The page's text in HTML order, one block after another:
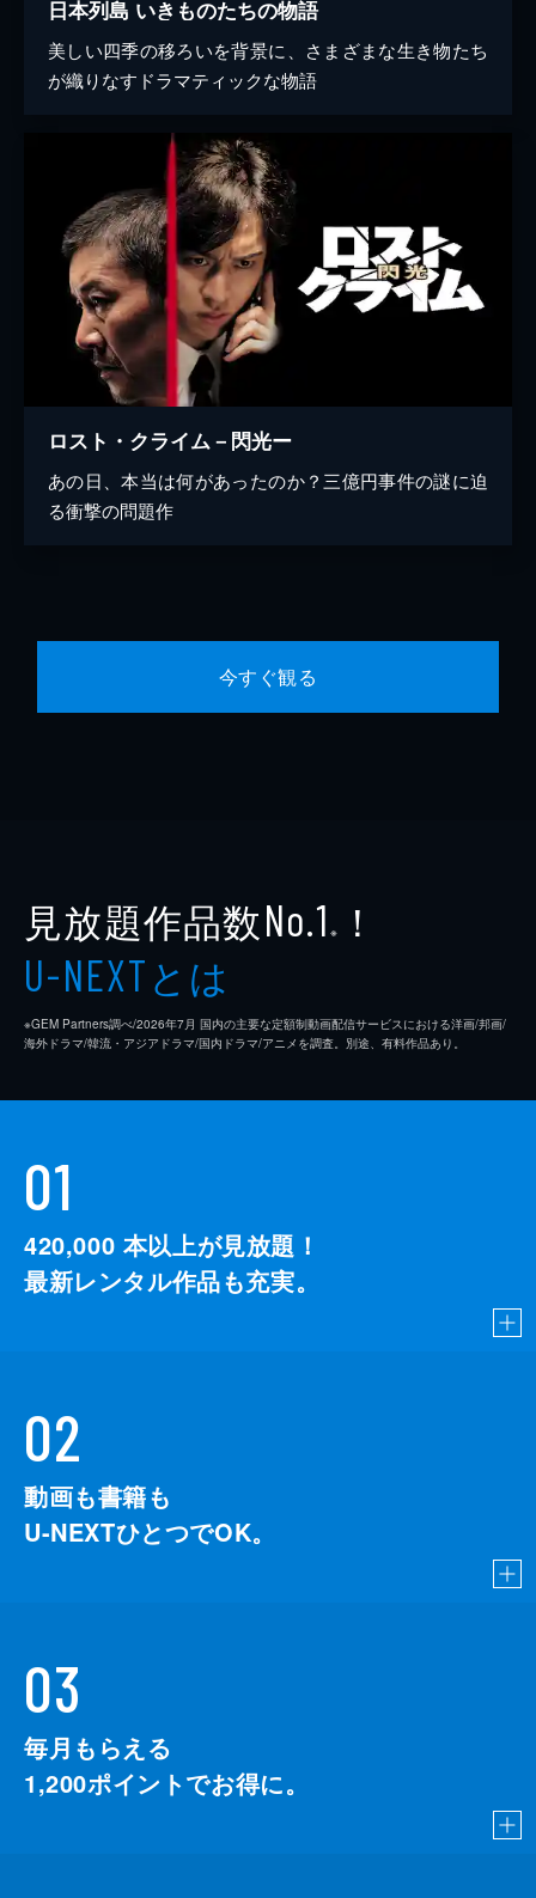
日本列島 いきものたちの物語
美しい四季の移ろいを背景に、さまざまな生き物たち
が織りなすドラマティックな物語
ロスト・クライム－閃光ー
あの日、本当は何があったのか？三億円事件の謎に迫
る衝撃の問題作
今すぐ観る
見放題作品数No.1 ※ ！
U-NEXTとは
※GEM Partners調べ/2026年7⽉ 国内の主要な定額制動画配信サービスにおける洋画/邦画/
海外ドラマ/韓流・アジアドラマ/国内ドラマ/アニメを調査。別途、有料作品あり。
01
420,000 本以上が見放題！
最新レンタル作品も充実。
02
動画も書籍も
U-NEXTひとつでOK。
03
毎月もらえる
1,200ポイントでお得に。